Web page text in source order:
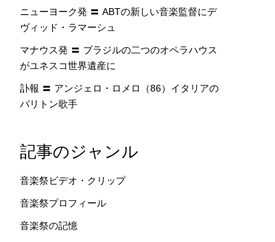
ニューヨーク発 〓 ABTの新しい音楽監督にデ
ヴィッド・ラマーシュ
マナウス発 〓 ブラジルの二つのオペラハウス
がユネスコ世界遺産に
訃報 〓 アンジェロ・ロメロ（86）イタリアの
バリトン歌手
記事のジャンル
音楽祭ビデオ・クリップ
音楽祭プロフィール
音楽祭の記憶